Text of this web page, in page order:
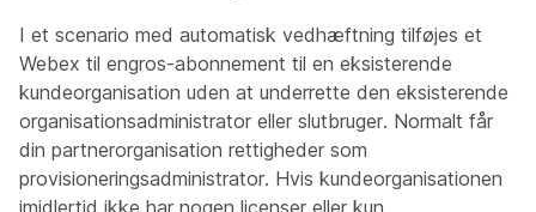
I et scenario med automatisk vedhæftning tilføjes et
Webex til engros-abonnement til en eksisterende
kundeorganisation uden at underrette den eksisterende
organisationsadministrator eller slutbruger. Normalt får
din partnerorganisation rettigheder som
provisioneringsadministrator. Hvis kundeorganisationen
imidlertid ikke har nogen licenser eller kun